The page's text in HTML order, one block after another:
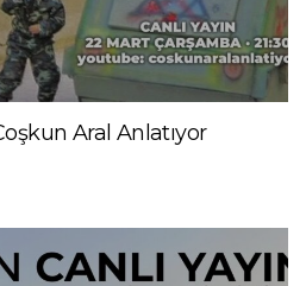
Aral Anlatıyor